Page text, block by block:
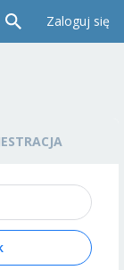
Zaloguj się